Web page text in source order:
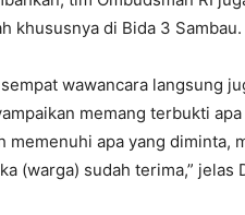
khususnya di Bida 3 Sambau.
wawancara langsung
memang terbukti
memenuhi apa yang diminta,
(warga) sudah terima,” jelas